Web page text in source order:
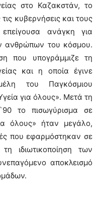
στο Καζακστάν, το
κυβερνήσεις και τους
ανάγκη για
ανθρώπων του κόσμου.
που υπογράμμιζε τη
και η οποία έγινε
του Παγκόσμιου
για όλους». Μετά τη
το πισωγύρισμα σε
όλους» ήταν μεγάλο,
που εφαρμόστηκαν σε
ιδιωτικοποίηση των
αποκλεισμό